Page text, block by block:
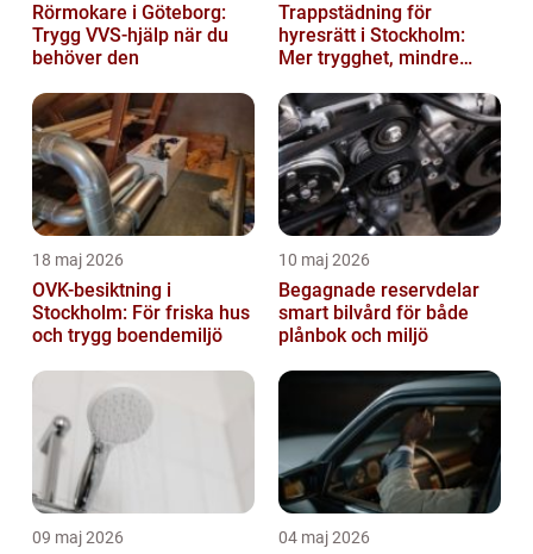
Rörmokare i Göteborg:
Trygg VVS-hjälp när du
behöver den
Trappstädning för
hyresrätt i Stockholm:
Mer trygghet, mindre
18 maj 2026
OVK-besiktning i
Stockholm: För friska hus
och trygg boendemiljö
10 maj 2026
Begagnade reservdelar
smart bilvård för både
plånbok och miljö
09 maj 2026 04 maj 2026